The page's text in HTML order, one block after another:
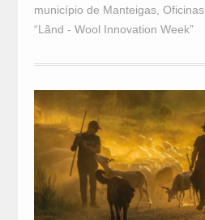
município de Manteigas, Oficinas,
“Lãnd - Wool Innovation Week”